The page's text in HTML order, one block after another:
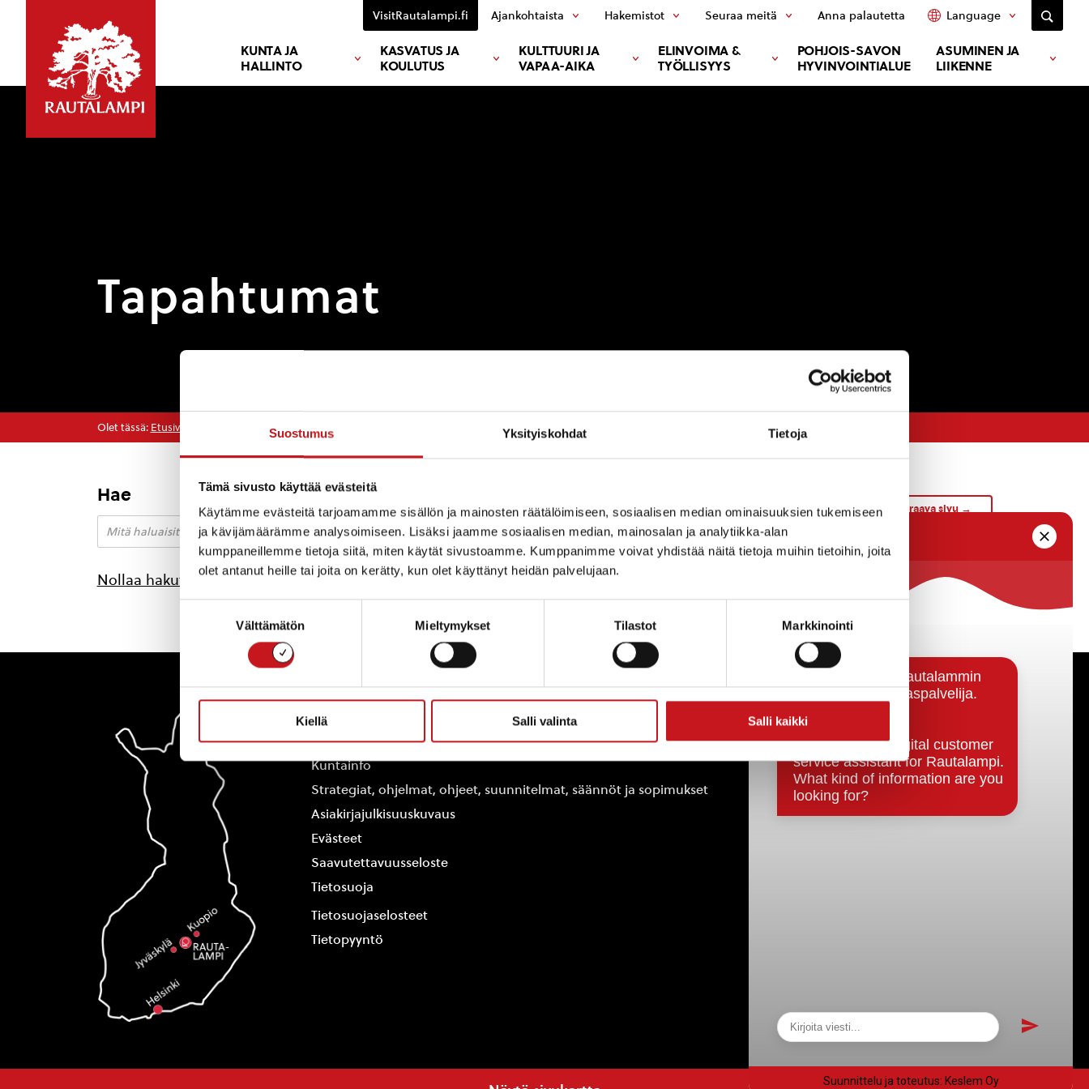
Suostumus Yksityiskohdat Tietoja
Tämä sivusto käyttää evästeitä
Käytämme evästeitä tarjoamamme sisällön ja mainosten räätälöimiseen, sosiaalisen median ominaisuuksien tukemiseen
ja kävijämäärämme analysoimiseen. Lisäksi jaamme sosiaalisen median, mainosalan ja analytiikka-alan
kumppaneillemme tietoja siitä, miten käytät sivustoamme. Kumppanimme voivat yhdistää näitä tietoja muihin tietoihin, joita
olet antanut heille tai joita on kerätty, kun olet käyttänyt heidän palvelujaan.
Välttämätön Mieltymykset Tilastot Markkinointi
Kiellä Salli valinta Salli kaikki
KUNTA JA
HALLINTO
KASVATUS JA
KOULUTUS
KULTTUURI JA
VAPAA-AIKA
ELINVOIMA &
TYÖLLISYYS
POHJOIS-SAVON
HYVINVOINTIALUE
ASUMINEN JA
LIIKENNE
VisitRautalampi.fi Ajankohtaista Hakemistot Seuraa meitä Anna palautetta Language
Tapahtumat
Olet tässä: Etusivu kesätapahtuma> Sivu 2
Hae
Nollaa hakutulokset
← Edellinen sivu 1 2 3 4 … 7 Seuraava sivu →
Yhteystiedot
Kuntainfo
Strategiat, ohjelmat, ohjeet, suunnitelmat, säännöt ja sopimukset
Asiakirjajulkisuuskuvaus
Evästeet
Saavutettavuusseloste
Tietosuoja
Tietosuojaselosteet
Tietopyyntö
Päätökset, esityslistat & pöytäkirjat
Hallinto
Kunnanhallitus
Kunnanvaltuusto